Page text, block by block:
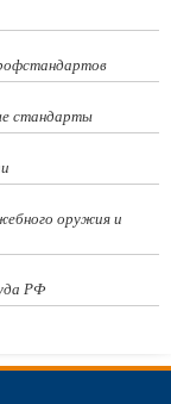
стандарты
оружия и
РФ